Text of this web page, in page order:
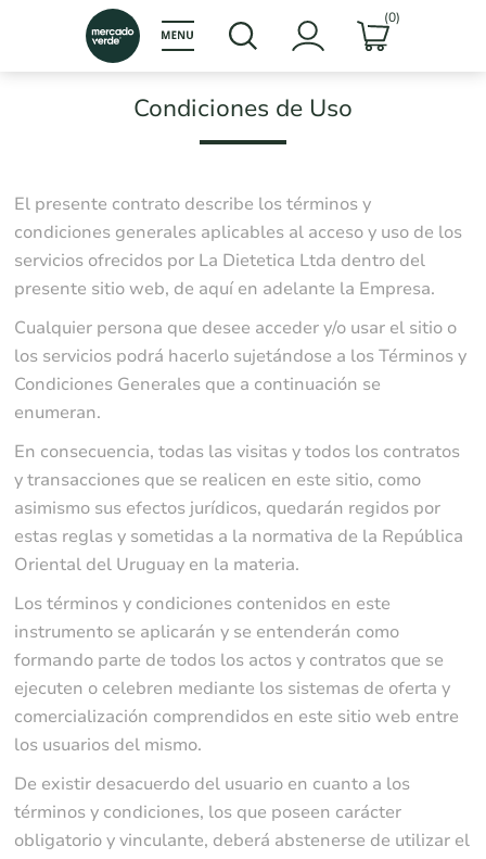
(0)
Condiciones de Uso
El presente contrato describe los términos y
condiciones generales aplicables al acceso y uso de los
servicios ofrecidos por La Dietetica Ltda dentro del
presente sitio web, de aquí en adelante la Empresa.
Cualquier persona que desee acceder y/o usar el sitio o
los servicios podrá hacerlo sujetándose a los Términos y
Condiciones Generales que a continuación se
enumeran.
En consecuencia, todas las visitas y todos los contratos
y transacciones que se realicen en este sitio, como
asimismo sus efectos jurídicos, quedarán regidos por
estas reglas y sometidas a la normativa de la República
Oriental del Uruguay en la materia.
Los términos y condiciones contenidos en este
instrumento se aplicarán y se entenderán como
formando parte de todos los actos y contratos que se
ejecuten o celebren mediante los sistemas de oferta y
comercialización comprendidos en este sitio web entre
los usuarios del mismo.
De existir desacuerdo del usuario en cuanto a los
términos y condiciones, los que poseen carácter
obligatorio y vinculante, deberá abstenerse de utilizar el